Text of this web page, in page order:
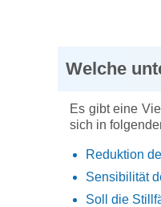
Welche
Es gibt eine
sich in
Reduktion
Sensibilität
Soll die